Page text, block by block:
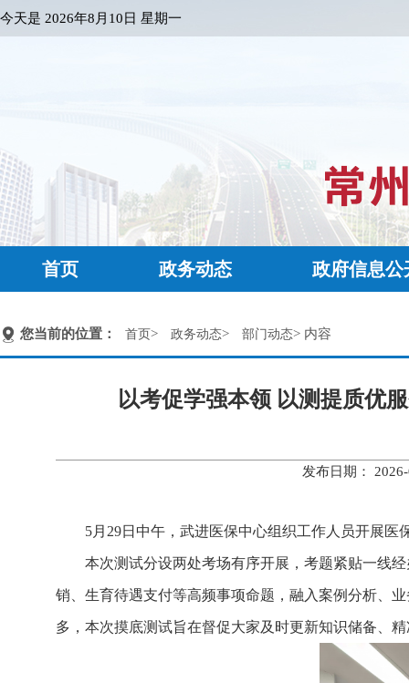
今天是 2026年8月10日 星期一
首页 政务动态 政府信息公
您当前的位置： 首页> 政务动态> 部门动态> 内容
以考促学强本领 以测提质优
发布日期：
5月29日中午，武进医保中心组织工作人员开展
本次测试分设两处考场有序开展，考题紧贴一线
销、生育待遇支付等高频事项命题，融入案例分析、
多，本次摸底测试旨在督促大家及时更新知识储备、